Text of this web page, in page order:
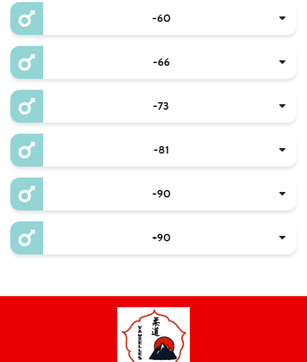
-60
-66
-73
-81
-90
+90